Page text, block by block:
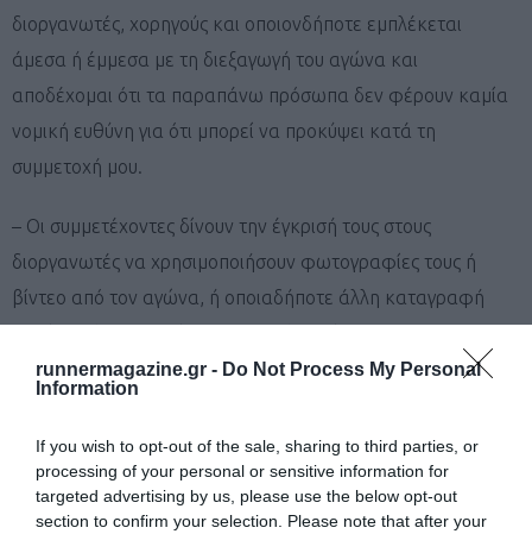
runnermagazine.gr - Do Not Process My Personal
Information
If you wish to opt-out of the sale, sharing to third parties, or
processing of your personal or sensitive information for
targeted advertising by us, please use the below opt-out
section to confirm your selection. Please note that after your
διοργανωτές, χορηγούς και οποιονδήποτε εμπλέκεται
άμεσα ή έμμεσα με τη διεξαγωγή του αγώνα και
αποδέχομαι ότι τα παραπάνω πρόσωπα δεν φέρουν καμία
νομική ευθύνη για ότι μπορεί να προκύψει κατά τη
συμμετοχή μου.
– Οι συμμετέχοντες δίνουν την έγκρισή τους στους
διοργανωτές να χρησιμοποιήσουν φωτογραφίες τους ή
βίντεο από τον αγώνα, ή οποιαδήποτε άλλη καταγραφή
​- Η εγγραφή θα θεωρείται ολοκληρωμένη εφόσον έχει
όσο και η πληρωμή του αντίστοιχου κόστους. Τα τραπεζικά
ή άλλα έξοδα επιβαρύνουν τον συμμετέχοντα.